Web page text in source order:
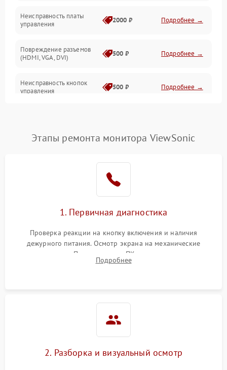
Неисправность платы
управления
2000 ₽ Подробнее →
Повреждение разъемов
(HDMI, VGA, DVI)
500 ₽ Подробнее →
Неисправность кнопок
управления
500 ₽ Подробнее →
Повреждение кабеля
1000 ₽
Поломка системы
автоматического
1000 ₽ Подробнее →
Неисправность системы
1000 ₽
Этапы ремонта монитора ViewSonic
1. Первичная диагностика
Проверка реакции на кнопку включения и наличия
дежурного питания. Осмотр экрана на механические
повреждения. Подключение к ПК для оценки вывода
изображения, работы подсветки и выявления артефактов на
Подробнее
2. Разборка и визуальный осмотр